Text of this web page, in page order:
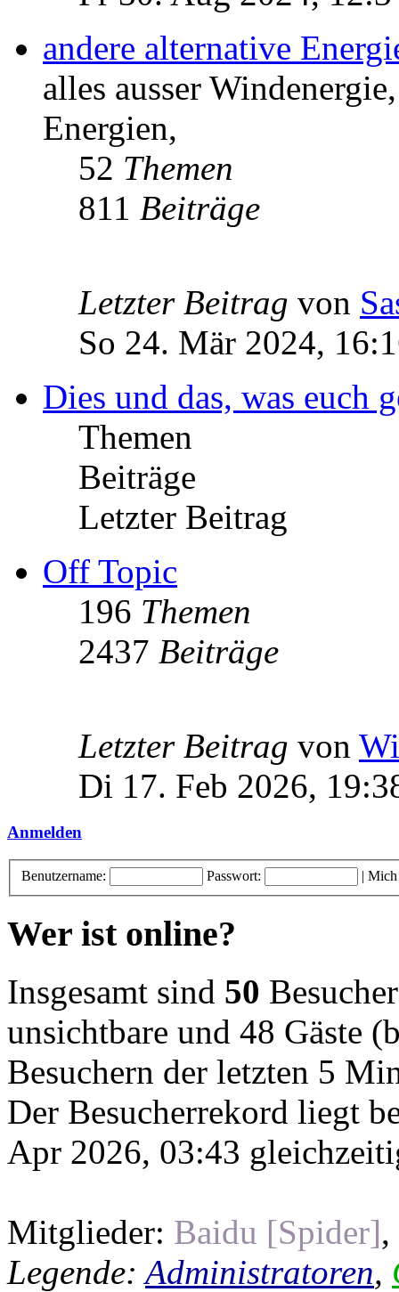
andere alternative
alles ausser
Energien,
52 Themen
811 Beiträge
Letzter Beitrag von
So 24. Mär 2024,
Dies und das, was euch
Themen
Beiträge
Letzter Beitrag
Off Topic
196 Themen
2437 Beiträge
Letzter Beitrag von
Di 17. Feb 2026,
Anmelden
Benutzername: Passwort: | Mich
Wer ist online?
Insgesamt sind 50
unsichtbare und 48 Gäste
Besuchern der letzten 5
Der Besucherrekord liegt
Apr 2026, 03:43
Mitglieder: Baidu [Spider],
Legende:Administratoren,